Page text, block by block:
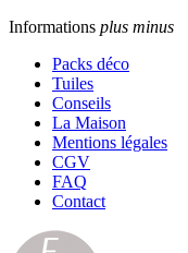
Informations plus minus
Packs déco
Tuiles
Conseils
La Maison
Mentions légales
CGV
FAQ
Contact